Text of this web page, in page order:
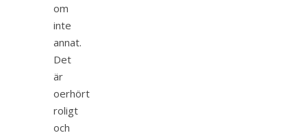
om
inte
annat.
Det
är
oerhört
roligt
och